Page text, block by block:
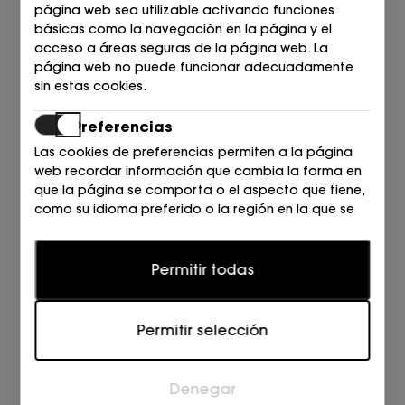
envío para pedidos inferiores a 150€.
TIEMPO DE ENTREGA
Canarias:Tiempo de envío de 3 a 5 días laborables.
Europa: 7-10 días
Los plazos de entrega son orientativos. El tiempo de
entrega puede variar en función de disponibilidad del
producto. Es deber dehttp://www.buylopez.com
informar del nuevo plazo de entrega.
plazo máximo para solicitar la devolución se estipula
en 60 días hábiles desde la recepción del pedido. En
cuenta del cliente.
Antes de realizar dicha devolución el cliente deberá
ventas en el plazo indicado a través de e-mail
página web sea utilizable activando funciones
básicas como la navegación en la página y el
acceso a áreas seguras de la página web. La
página web no puede funcionar adecuadamente
sin estas cookies.
Preferencias
Las cookies de preferencias permiten a la página
web recordar información que cambia la forma en
que la página se comporta o el aspecto que tiene,
como su idioma preferido o la región en la que se
Estadísticas
los visitantes con las páginas web reuniendo y
Permitir todas
Permitir selección
Denegar